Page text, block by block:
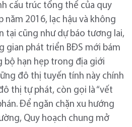
cấu trúc tổng thể của quy
năm 2016, lạc hậu và không
tại cũng như dự báo tương lai,
gian phát triển BĐS mới bám
bộ hạn hẹp trong địa giới
đô thị tuyến tính này chính
thị tự phát, còn gọi là “vết
Để ngăn chặn xu hướng
Quy hoạch chung mở